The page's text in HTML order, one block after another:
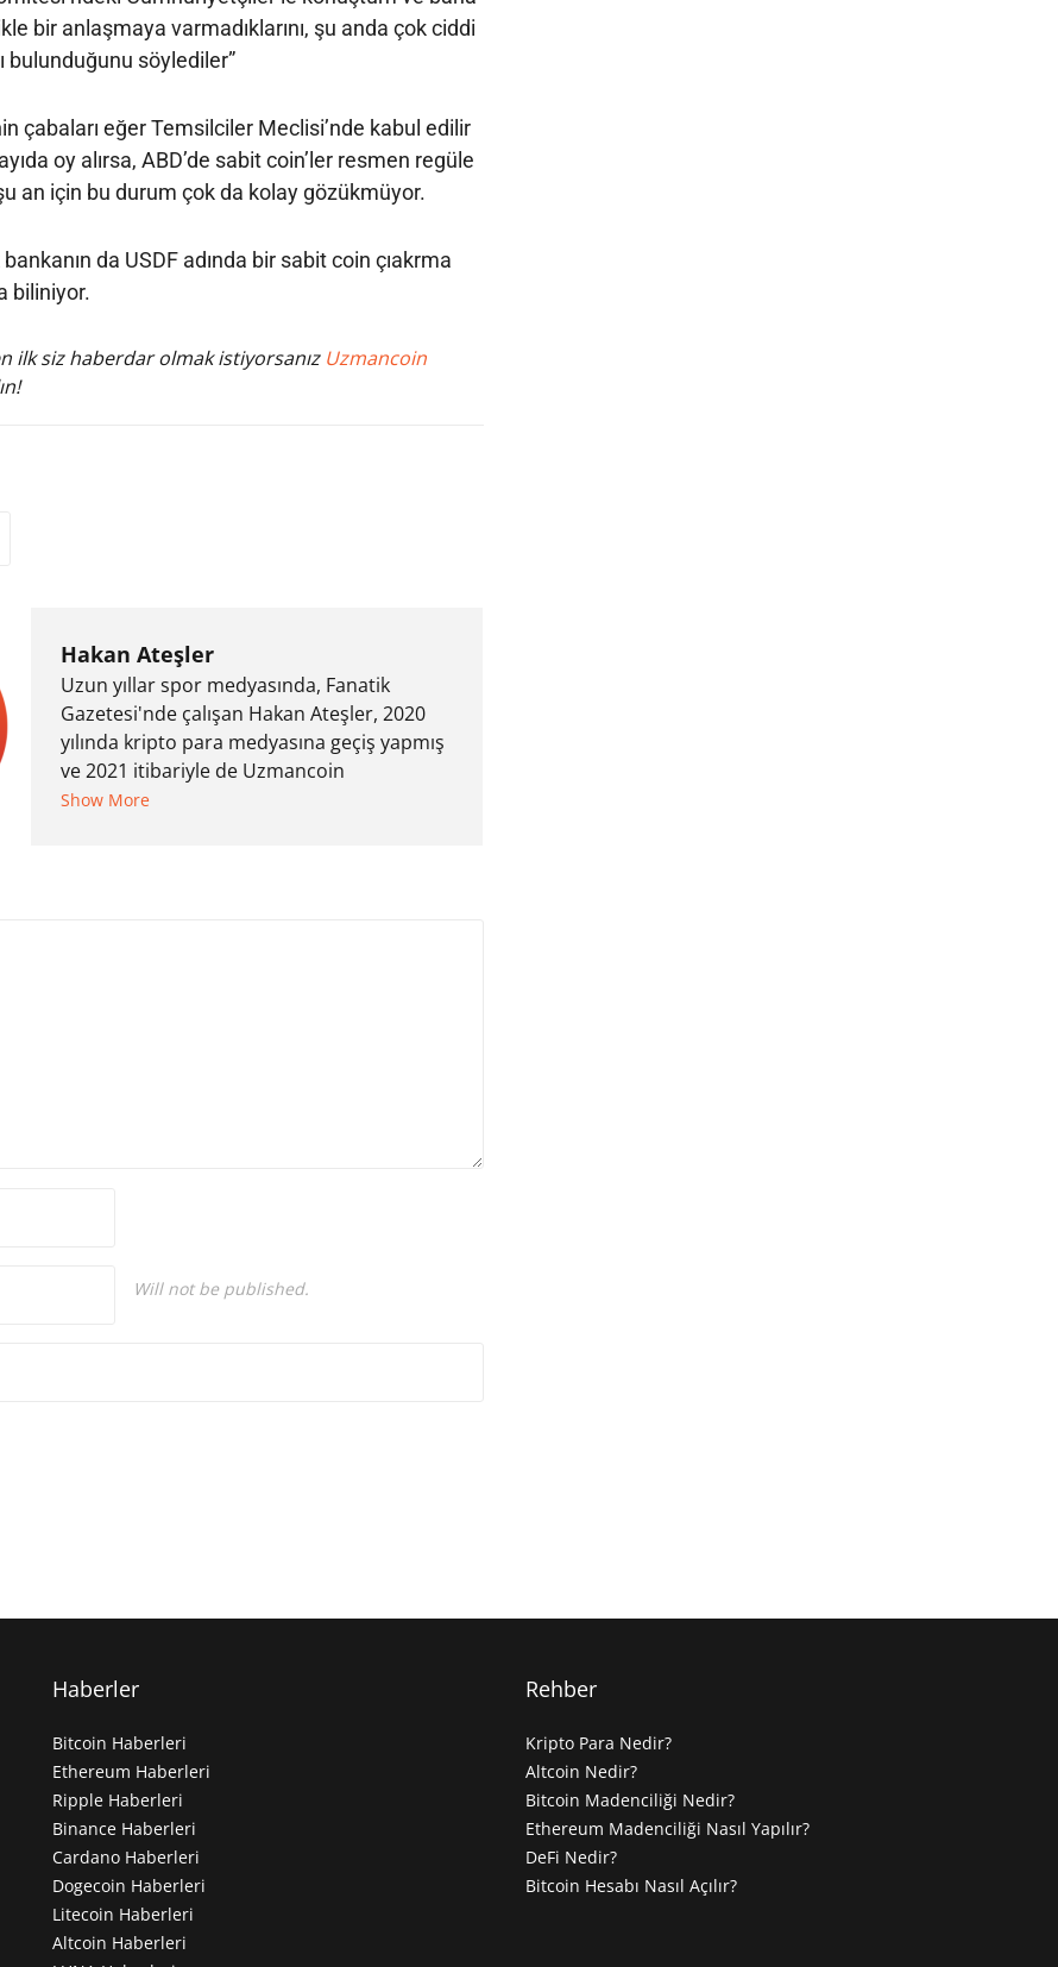
bir anlaşmaya varmadıklarını, şu anda çok ciddi
bulunduğunu söylediler”
çabaları eğer Temsilciler Meclisi’nde kabul edilir
oy alırsa, ABD’de sabit coin’ler resmen regüle
an için bu durum çok da kolay gözükmüyor.
da USDF adında bir sabit coin çıakrma
biliniyor.
ilk siz haberdar olmak istiyorsanız Uzmancoin
Hakan Ateşler
Uzun yıllar spor medyasında, Fanatik
Gazetesi'nde çalışan Hakan Ateşler, 2020
yılında kripto para medyasına geçiş yapmış
ve 2021 itibariyle de Uzmancoin
bünyesinde çalışmaya başlamıştır. Notre
Show More
Will not be published.
Haberler
Bitcoin Haberleri
Ethereum Haberleri
Ripple Haberleri
Binance Haberleri
Cardano Haberleri
Dogecoin Haberleri
Litecoin Haberleri
Altcoin Haberleri
Rehber
Kripto Para Nedir?
Altcoin Nedir?
Bitcoin Madenciliği Nedir?
Ethereum Madenciliği Nasıl Yapılır?
DeFi Nedir?
Bitcoin Hesabı Nasıl Açılır?